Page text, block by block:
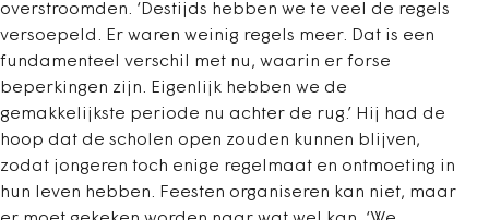
overstroomden. ‘Destijds hebben we te veel de regels
versoepeld. Er waren weinig regels meer. Dat is een
fundamenteel verschil met nu, waarin er forse
beperkingen zijn. Eigenlijk hebben we de
gemakkelijkste periode nu achter de rug.’ Hij had de
hoop dat de scholen open zouden kunnen blijven,
zodat jongeren toch enige regelmaat en ontmoeting in
hun leven hebben. Feesten organiseren kan niet, maar